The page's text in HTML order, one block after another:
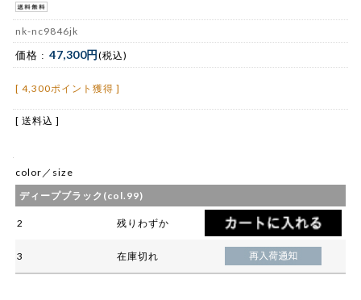
nk-nc9846jk
価格 : 47,300円(税込)
[ 4,300ポイント獲得 ]
[ 送料込 ]
color／size
ディープブラック(col.99)
2 残りわずか
3 在庫切れ